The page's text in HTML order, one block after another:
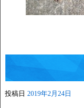
投稿日 2019年2月24日